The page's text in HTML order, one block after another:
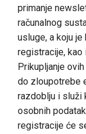
primanje
računalnog
usluge, a koju
registracije, kao
Prikupljanje
do zloupotrebe
razdoblju i služi
osobnih
registracije će